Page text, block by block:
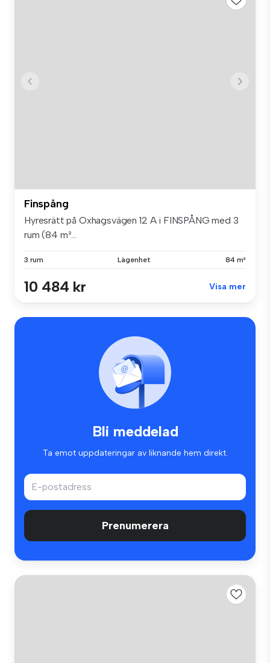
Finspång
Hyresrätt på Oxhagsvägen 12 A i FINSPÅNG med 3
rum (84 m²...
3 rum Lägenhet 84 m²
10 484 kr Visa mer
Bli meddelad
Ta emot uppdateringar av liknande hem direkt.
Prenumerera